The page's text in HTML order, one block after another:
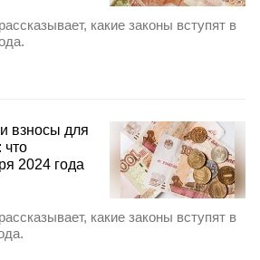
какие законы вступят в
взносы для
что
2024 года
какие законы вступят в